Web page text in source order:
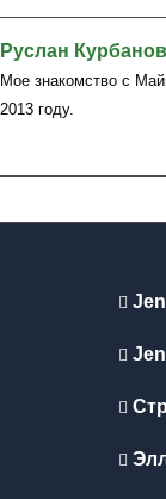
Руслан Курбанов
Мое знакомство с
2013 году.